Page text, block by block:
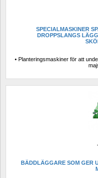
SPECIALMASKINER
DROPPSLANGS
• Planteringsmaskiner för att
BÄDDLÄGGARE SOM GER